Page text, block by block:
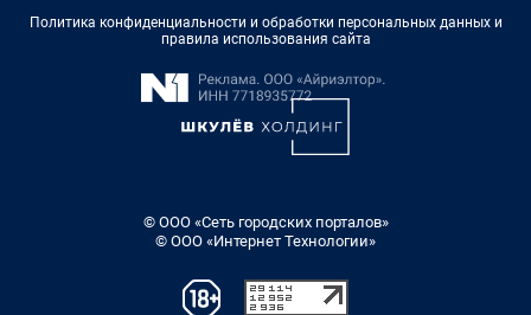
Политика конфиденциальности и обработки персональных данных и
правила использования сайта
© ООО «Сеть городских порталов»
© ООО «Интернет Технологии»